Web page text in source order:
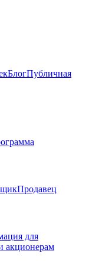
БлогПубличная
Продавец
для
акционерам